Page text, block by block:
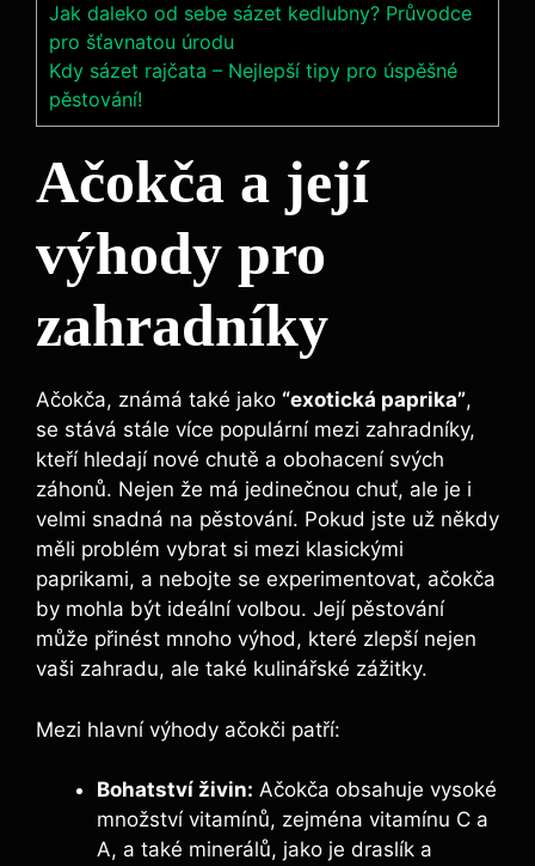
Jak daleko od sebe sázet kedlubny? Průvodce
pro šťavnatou úrodu
Kdy sázet rajčata – Nejlepší tipy pro úspěšné
pěstování!
Ačokča a její
výhody pro
zahradníky
Ačokča, známá také jako “exotická paprika”,
se stává stále více populární mezi zahradníky,
kteří hledají nové chutě a obohacení svých
záhonů. Nejen že má jedinečnou chuť, ale je i
velmi snadná na pěstování. Pokud jste už někdy
měli problém vybrat si mezi klasickými
paprikami, a nebojte se experimentovat, ačokča
by mohla být ideální volbou. Její pěstování
může přinést mnoho výhod, které zlepší nejen
vaši zahradu, ale také kulinářské zážitky.
Mezi hlavní výhody ačokči patří:
Bohatství živin: Ačokča obsahuje vysoké
množství vitamínů, zejména vitamínu C a
A, a také minerálů, jako je draslík a